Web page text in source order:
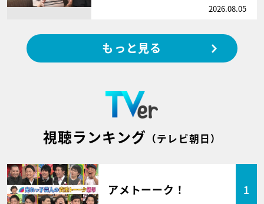
2026.08.05
もっと見る
視聴ランキング （テレビ朝日）
アメトーーク！ 1